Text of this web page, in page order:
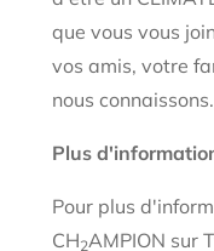
que vous vous
vos amis, votre
nous connaissons.
Plus
Pour plus
CH2AMPION sur